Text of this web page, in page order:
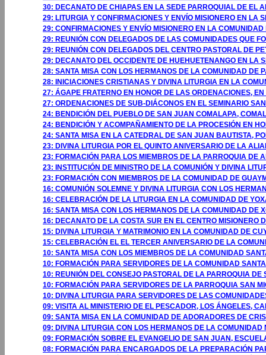
30: DECANATO DE CHIAPAS EN LA SEDE PARROQUIAL DE EL
29: LITURGIA Y CONFIRMACIONES Y ENVÍO MISIONERO EN LA
29: CONFIRMACIONES Y ENVÍO MISIONERO EN LA
29: REUNIÓN CON DELEGADOS DE LAS COMUNIDADES QUE
29: REUNIÓN CON DELEGADOS DEL CENTRO PASTORAL DE
29: DECANATO DEL OCCIDENTE DE HUEHUETENANGO EN LA
28: SANTA MISA CON LOS HERMANOS DE LA COMUNIDAD DE
28: INICIACIONES CRISTIANAS Y DIVINA LITURGIA EN LA
27: ÁGAPE FRATERNO EN HONOR DE LAS ORDENACIONES,
27: ORDENACIONES DE SUB-DIÁCONOS EN EL SEMINARIO
24: BENDICIÓN DEL PUEBLO DE SAN JUAN COMALAPA,
24: BENDICIÓN Y ACOMPAÑAMIENTO DE LA PROCESIÓN EN
24: SANTA MISA EN LA CATEDRAL DE SAN JUAN BAUTISTA,
23: DIVINA LITURGIA POR EL QUINTO ANIVERSARIO DE LA
23: FORMACIÓN PARA LOS MIEMBROS DE LA PARROQUIA DE
23: INSTITUCIÓN DE MINISTRO DE LA COMUNIÓN Y DIVINA
23: FORMACIÓN CON MIEMBROS DE LA COMUNIDAD DE
16: COMUNIÓN SOLEMNE Y DIVINA LITURGIA CON LOS
16: CELEBRACIÓN DE LA LITURGIA EN LA COMUNIDAD DE
16: SANTA MISA CON LOS HERMANOS DE LA COMUNIDAD DE
16: DECANATO DE LA COSTA SUR EN EL CENTRO MISIONERO
15: DIVINA LITURGIA Y MATRIMONIO EN LA COMUNIDAD DE
15: CELEBRACIÓN EL EL TERCER ANIVERSARIO DE LA
10: SANTA MISA CON LOS MIEMBROS DE LA COMUNIDAD
10: FORMACIÓN PARA SERVIDORES DE LA COMUNIDAD
10: REUNIÓN DEL CONSEJO PASTORAL DE LA PARROQUIA
10: FORMACIÓN PARA SERVIDORES DE LA PARROQUIA SAN
10: DIVINA LITURGIA PARA SERVIDORES DE LAS
09: VISITA AL MINISTERIO DE EL PESCADOR, LOS ÁNGELES,
09: SANTA MISA EN LA COMUNIDAD DE ADORADORES DE
09: DIVINA LITURGIA CON LOS HERMANOS DE LA
09: FORMACIÓN SOBRE EL EVANGELIO DE SAN JUAN,
08: FORMACIÓN PARA ENCARGADOS DE LA PREPARACIÓN